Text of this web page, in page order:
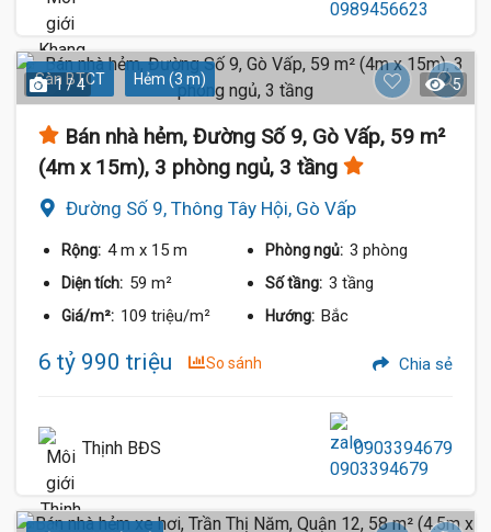
Sàn BTCT Hẻm (3 m)
1 / 4 5
Bán nhà hẻm, Đường Số 9, Gò Vấp, 59 m²
(4m x 15m), 3 phòng ngủ, 3 tầng
Đường Số 9, Thông Tây Hội, Gò Vấp
Rộng: 4 m x 15 m Phòng ngủ: 3 phòng
Diện tích: 59 m² Số tầng: 3 tầng
Giá/m²: 109 triệu/m² Hướng: Bắc
6 tỷ 990 triệu So sánh Chia sẻ
Thịnh BĐS 0903394679